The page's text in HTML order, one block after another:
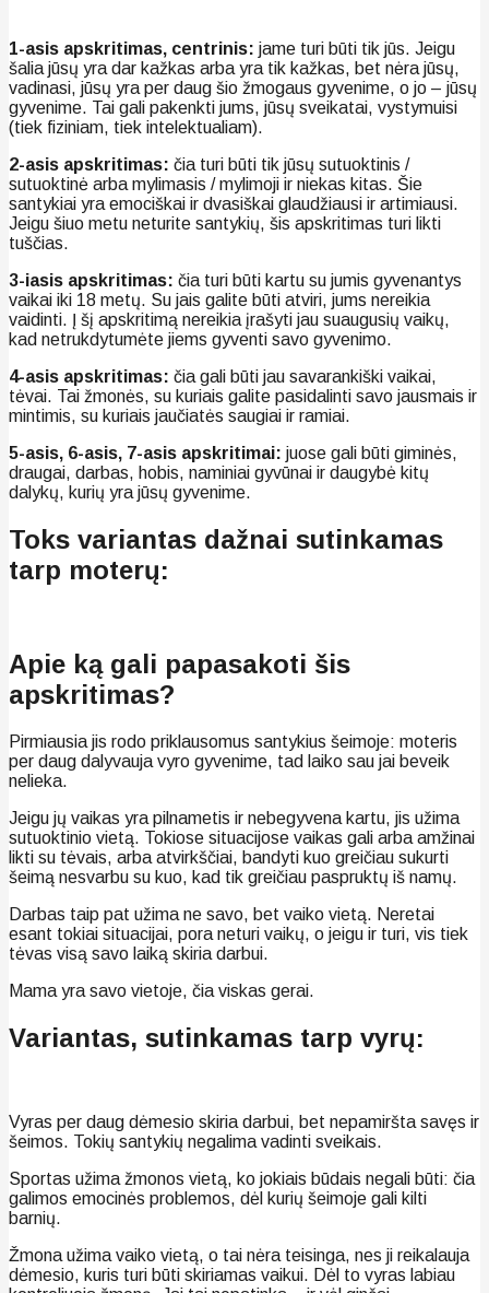
1-asis apskritimas, centrinis: jame turi būti tik jūs. Jeigu
šalia jūsų yra dar kažkas arba yra tik kažkas, bet nėra jūsų,
vadinasi, jūsų yra per daug šio žmogaus gyvenime, o jo – jūsų
gyvenime. Tai gali pakenkti jums, jūsų sveikatai, vystymuisi
(tiek fiziniam, tiek intelektualiam).
2-asis apskritimas: čia turi būti tik jūsų sutuoktinis /
sutuoktinė arba mylimasis / mylimoji ir niekas kitas. Šie
santykiai yra emociškai ir dvasiškai glaudžiausi ir artimiausi.
Jeigu šiuo metu neturite santykių, šis apskritimas turi likti
tuščias.
3-iasis apskritimas: čia turi būti kartu su jumis gyvenantys
vaikai iki 18 metų. Su jais galite būti atviri, jums nereikia
vaidinti. Į šį apskritimą nereikia įrašyti jau suaugusių vaikų,
kad netrukdytumėte jiems gyventi savo gyvenimo.
4-asis apskritimas: čia gali būti jau savarankiški vaikai,
tėvai. Tai žmonės, su kuriais galite pasidalinti savo jausmais ir
mintimis, su kuriais jaučiatės saugiai ir ramiai.
5-asis, 6-asis, 7-asis apskritimai: juose gali būti giminės,
draugai, darbas, hobis, naminiai gyvūnai ir daugybė kitų
dalykų, kurių yra jūsų gyvenime.
Toks variantas dažnai sutinkamas
tarp moterų:
Apie ką gali papasakoti šis
apskritimas?
Pirmiausia jis rodo priklausomus santykius šeimoje: moteris
per daug dalyvauja vyro gyvenime, tad laiko sau jai beveik
nelieka.
Jeigu jų vaikas yra pilnametis ir nebegyvena kartu, jis užima
sutuoktinio vietą. Tokiose situacijose vaikas gali arba amžinai
likti su tėvais, arba atvirkščiai, bandyti kuo greičiau sukurti
šeimą nesvarbu su kuo, kad tik greičiau paspruktų iš namų.
Darbas taip pat užima ne savo, bet vaiko vietą. Neretai
esant tokiai situacijai, pora neturi vaikų, o jeigu ir turi, vis tiek
tėvas visą savo laiką skiria darbui.
Mama yra savo vietoje, čia viskas gerai.
Variantas, sutinkamas tarp vyrų:
Vyras per daug dėmesio skiria darbui, bet nepamiršta savęs ir
šeimos. Tokių santykių negalima vadinti sveikais.
Sportas užima žmonos vietą, ko jokiais būdais negali būti: čia
galimos emocinės problemos, dėl kurių šeimoje gali kilti
barnių.
Žmona užima vaiko vietą, o tai nėra teisinga, nes ji reikalauja
dėmesio, kuris turi būti skiriamas vaikui. Dėl to vyras labiau